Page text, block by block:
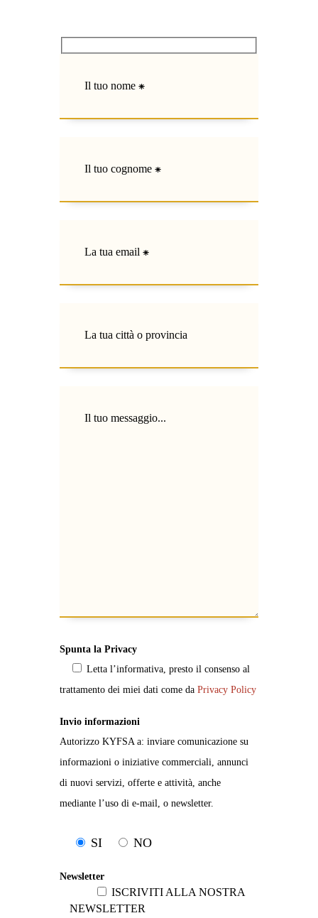
Spunta la Privacy
Letta l’informativa, presto il consenso al
trattamento dei miei dati come da Privacy Policy
Invio informazioni
Autorizzo KYFSA a: inviare comunicazione su
informazioni o iniziative commerciali, annunci
di nuovi servizi, offerte e attività, anche
mediante l’uso di e-mail, o newsletter.
SI NO
Newsletter
ISCRIVITI ALLA NOSTRA
NEWSLETTER